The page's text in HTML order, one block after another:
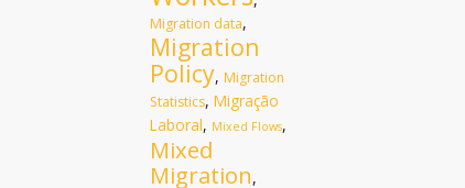
Migration data,
Migration
Policy, Migration
Statistics, Migração
Laboral, Mixed Flows,
Mixed
Migration,